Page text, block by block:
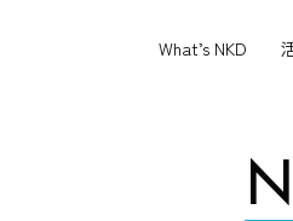
What’s NKD